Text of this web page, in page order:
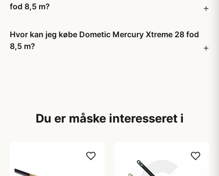
fod 8,5 m?
Hvor kan jeg købe Dometic Mercury Xtreme 28 fod
8,5 m?
Du er måske interesseret i